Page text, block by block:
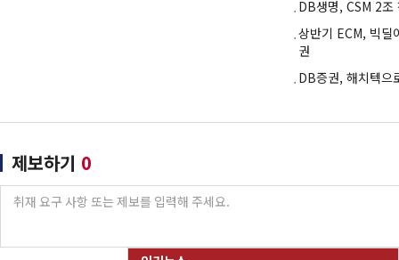
DB생명, CSM 2
상반기 ECM, 빅
권
DB증권, 해치텍
제보하기 0